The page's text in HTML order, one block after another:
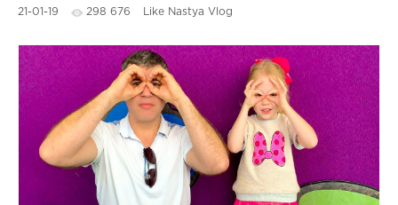
21-01-19 298 676 Like Nastya Vlog